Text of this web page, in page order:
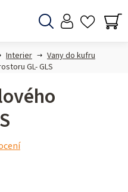
Interier
Vany do kufru
GL- GLS